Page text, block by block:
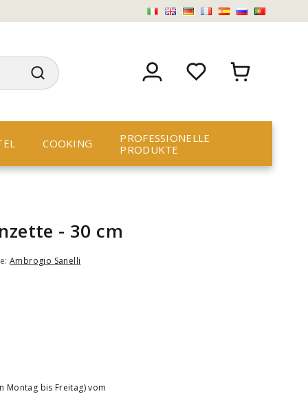
COOKING
PROFESSIONELLE
PRODUKTE
- 30 cm
Ambrogio Sanelli
Montag bis Freitag) vom